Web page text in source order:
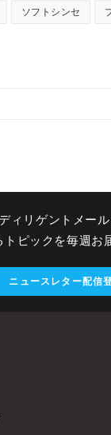
ソフトシンセ
ィリゲントメー
ピックを毎週お
ニュースレター配信